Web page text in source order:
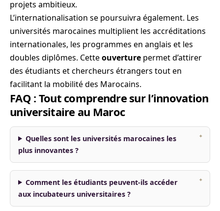
projets ambitieux.
L’internationalisation se poursuivra également. Les
universités marocaines multiplient les accréditations
internationales, les programmes en anglais et les
doubles diplômes. Cetteouverture permet d’attirer
des étudiants et chercheurs étrangers tout en
facilitant la mobilité des Marocains.
FAQ : Tout comprendre sur l’innovation
universitaire au Maroc
Quelles sont les universités marocaines les
plus innovantes ?
Comment les étudiants peuvent-ils accéder
aux incubateurs universitaires ?